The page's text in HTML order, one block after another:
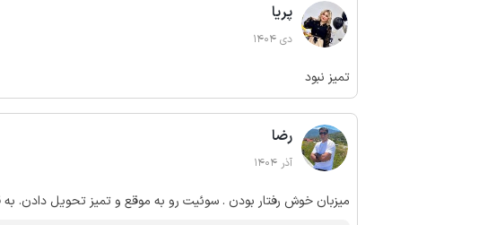
پریا
دی 1404
تمیز نبود
رضا
آذر 1404
میزبان خوش رفتار بودن . سوئیت رو به موقع و تمیز تحویل دادن.